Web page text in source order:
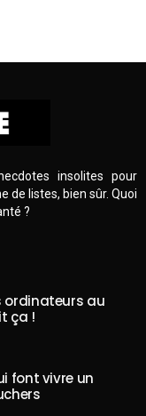
insolites pour
de listes, bien sûr. Quoi
?
ordinateurs au
ça !
font vivre un